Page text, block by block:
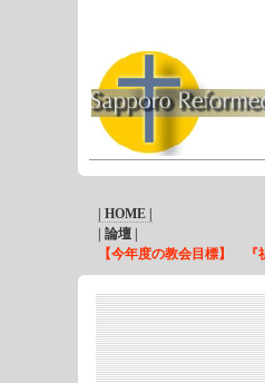
| HOME |
| 論壇 |
【今年度の教会目標】 『